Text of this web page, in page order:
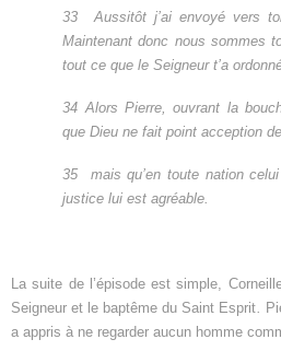
33
Aussitôt j’ai envoyé vers
Maintenant donc nous sommes
tout ce que le Seigneur t’a
34 Alors Pierre, ouvrant la
que Dieu ne fait point acception
35
mais qu’en toute nation
justice lui est agréable.
La suite de l’épisode est simple,
Seigneur et le baptême du Saint Esprit.
a appris à ne regarder aucun homme